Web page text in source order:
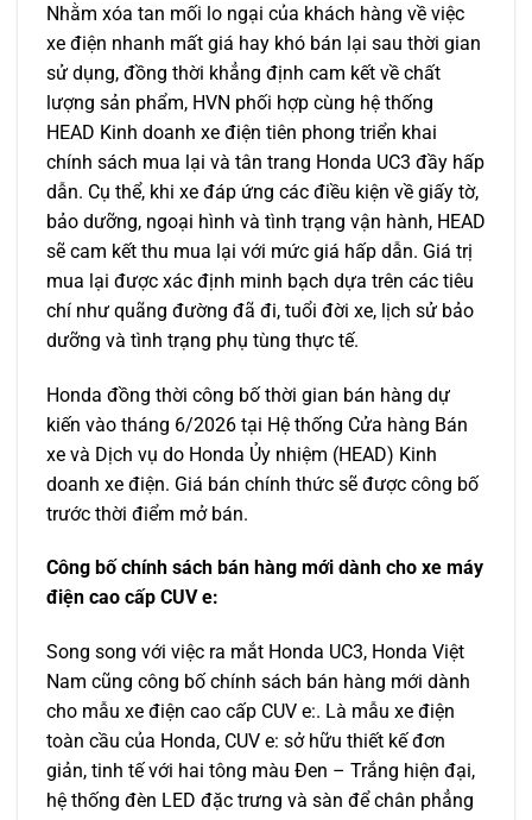
Nhằm xóa tan mối lo ngại của khách hàng về việc
xe điện nhanh mất giá hay khó bán lại sau thời gian
sử dụng, đồng thời khẳng định cam kết về chất
lượng sản phẩm, HVN phối hợp cùng hệ thống
HEAD Kinh doanh xe điện tiên phong triển khai
chính sách mua lại và tân trang Honda UC3 đầy hấp
dẫn. Cụ thể, khi xe đáp ứng các điều kiện về giấy tờ,
bảo dưỡng, ngoại hình và tình trạng vận hành, HEAD
sẽ cam kết thu mua lại với mức giá hấp dẫn. Giá trị
mua lại được xác định minh bạch dựa trên các tiêu
chí như quãng đường đã đi, tuổi đời xe, lịch sử bảo
dưỡng và tình trạng phụ tùng thực tế.
Honda đồng thời công bố thời gian bán hàng dự
kiến vào tháng 6/2026 tại Hệ thống Cửa hàng Bán
xe và Dịch vụ do Honda Ủy nhiệm (HEAD) Kinh
doanh xe điện. Giá bán chính thức sẽ được công bố
trước thời điểm mở bán.
Công bố chính sách bán hàng mới dành cho xe máy
điện cao cấp CUV e:
Song song với việc ra mắt Honda UC3, Honda Việt
Nam cũng công bố chính sách bán hàng mới dành
cho mẫu xe điện cao cấp CUV e:. Là mẫu xe điện
toàn cầu của Honda, CUV e: sở hữu thiết kế đơn
giản, tinh tế với hai tông màu Đen – Trắng hiện đại,
hệ thống đèn LED đặc trưng và sàn để chân phẳng